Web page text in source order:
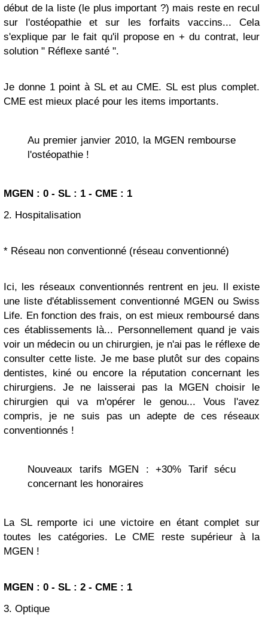
début de la liste (le plus important ?) mais reste en recul
sur l'ostéopathie et sur les forfaits vaccins... Cela
s'explique par le fait qu'il propose en + du contrat, leur
solution " Réflexe santé ".
Je donne 1 point à SL et au CME. SL est plus complet.
CME est mieux placé pour les items importants.
Au premier janvier 2010, la MGEN rembourse
l'ostéopathie !
MGEN : 0 - SL : 1 - CME : 1
2. Hospitalisation
* Réseau non conventionné (réseau conventionné)
Ici, les réseaux conventionnés rentrent en jeu. Il existe
une liste d'établissement conventionné MGEN ou Swiss
Life. En fonction des frais, on est mieux remboursé dans
ces établissements là... Personnellement quand je vais
voir un médecin ou un chirurgien, je n'ai pas le réflexe de
consulter cette liste. Je me base plutôt sur des copains
dentistes, kiné ou encore la réputation concernant les
chirurgiens. Je ne laisserai pas la MGEN choisir le
chirurgien qui va m'opérer le genou... Vous l'avez
compris, je ne suis pas un adepte de ces réseaux
conventionnés !
Nouveaux tarifs MGEN : +30% Tarif sécu
concernant les honoraires
La SL remporte ici une victoire en étant complet sur
toutes les catégories. Le CME reste supérieur à la
MGEN !
MGEN : 0 - SL : 2 - CME : 1
3. Optique